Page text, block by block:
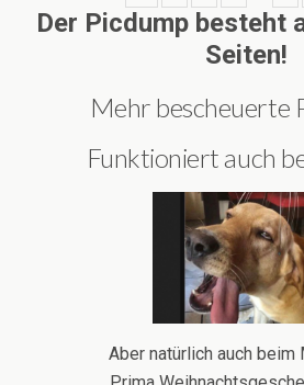
Der Picdump besteht
Seiten!
Mehr bescheuerte
Funktioniert auch
Aber natürlich auch beim